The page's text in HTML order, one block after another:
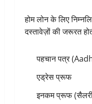
होम लोन के लिए
दस्तावेज़ों की जरूरत
पहचान पत्र
एड्रेस प्रूफ
इनकम प्रूफ